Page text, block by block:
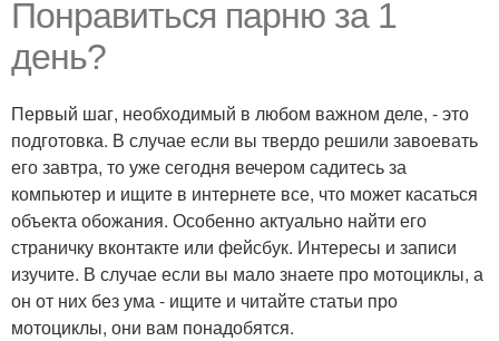
Понравиться парню за 1
день?
Первый шаг, необходимый в любом важном деле, - это
подготовка. В случае если вы твердо решили завоевать
его завтра, то уже сегодня вечером садитесь за
компьютер и ищите в интернете все, что может касаться
объекта обожания. Особенно актуально найти его
страничку вконтакте или фейсбук. Интересы и записи
изучите. В случае если вы мало знаете про мотоциклы, а
он от них без ума - ищите и читайте статьи про
мотоциклы, они вам понадобятся.